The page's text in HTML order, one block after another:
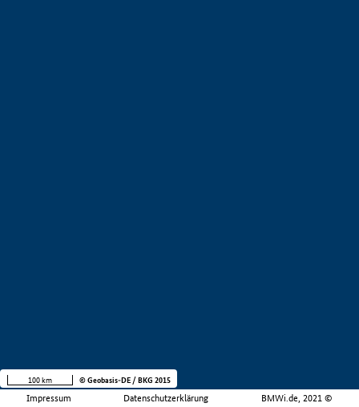
Impressum Datenschutzerklärung BMWi.de, 2021 ©
100 km © Geobasis-DE / BKG 2015